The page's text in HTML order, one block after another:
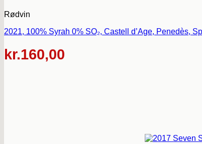
Rødvin
2021, 100% Syrah 0% SO₂, Castell d’Age, Penedès,
kr.160,00